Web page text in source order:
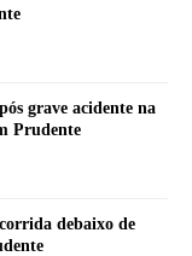
grave acidente na
Prudente
debaixo de